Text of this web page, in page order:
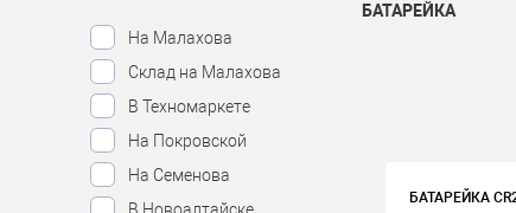
На Малахова
Склад на Малахова
В Техномаркете
На Покровской
На Семенова
В Новоалтайске
БАТАРЕЙКА
БАТАРЕЙКА